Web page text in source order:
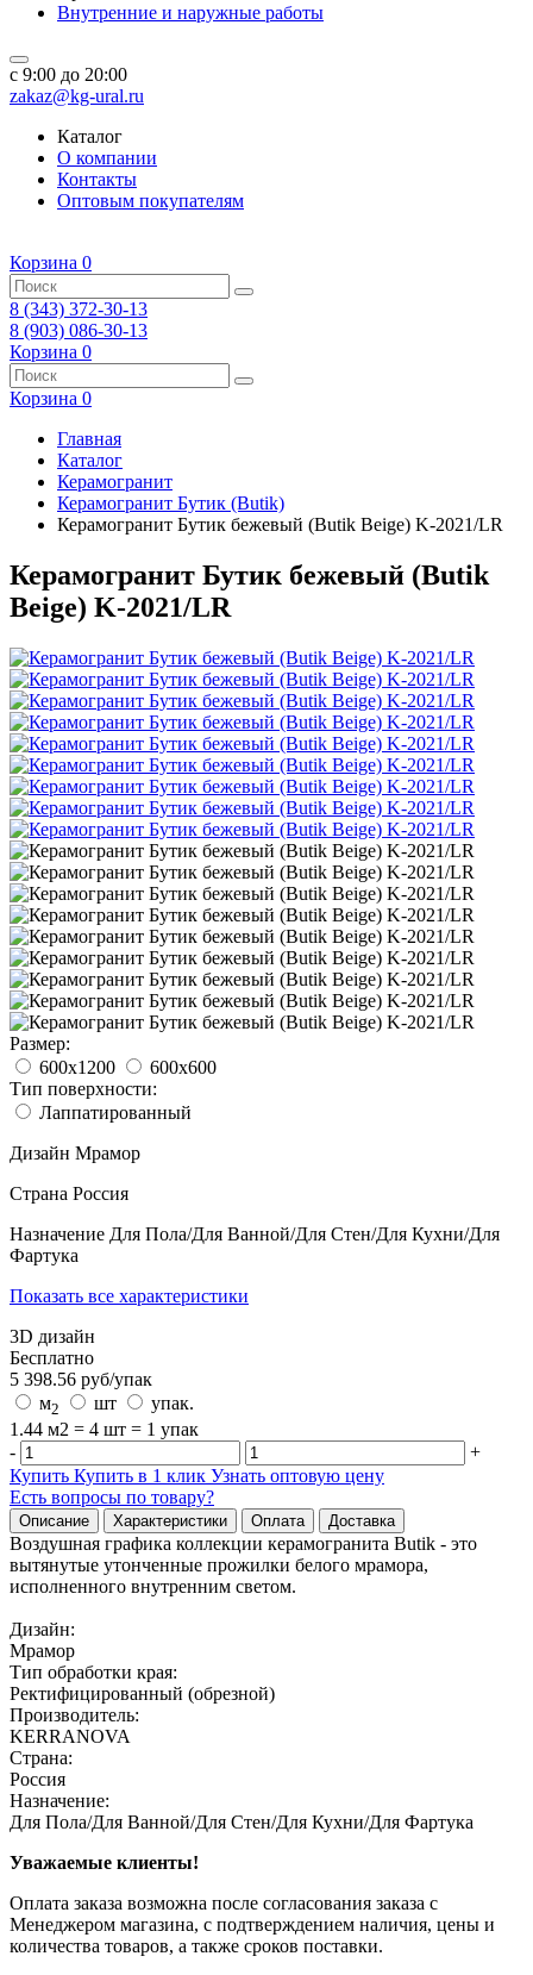
Внутренние и наружные работы
c 9:00 до 20:00
zakaz@kg-ural.ru
Каталог
О компании
Контакты
Оптовым покупателям
Корзина 0
8 (343) 372-30-13
8 (903) 086-30-13
Корзина 0
Корзина 0
Главная
Каталог
Керамогранит
Керамогранит Бутик (Butik)
Керамогранит Бутик бежевый (Butik Beige) K-2021/LR
Керамогранит Бутик бежевый (Butik
Beige) K-2021/LR
Размер:
600x1200
600x600
Тип поверхности:
Лаппатированный
Дизайн Мрамор
Страна Россия
Назначение Для Пола/Для Ванной/Для Стен/Для Кухни/Для
Фартука
Показать все характеристики
3D дизайн
Бесплатно
5 398.56 руб/упак
м2 шт
упак.
1.44 м2 = 4 шт = 1 упак
-
+
Купить Купить в 1 клик Узнать оптовую цену
Есть вопросы по товару?
Описание Характеристики Оплата Доставка
Воздушная графика коллекции керамогранита Butik - это
вытянутые утонченные прожилки белого мрамора,
исполненного внутренним светом.
Дизайн:
Мрамор
Тип обработки края:
Ректифицированный (обрезной)
Производитель:
KERRANOVA
Страна:
Россия
Назначение:
Для Пола/Для Ванной/Для Стен/Для Кухни/Для Фартука
Уважаемые клиенты!
Оплата заказа возможна после согласования заказа с
Менеджером магазина, с подтверждением наличия, цены и
количества товаров, а также сроков поставки.